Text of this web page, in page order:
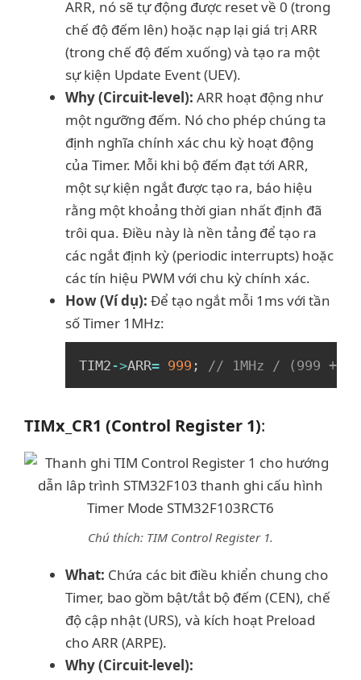
ARR, nó sẽ tự động được reset về 0 (trong
chế độ đếm lên) hoặc nạp lại giá trị ARR
(trong chế độ đếm xuống) và tạo ra một
sự kiện Update Event (UEV).
Why (Circuit-level): ARR hoạt động như
một ngưỡng đếm. Nó cho phép chúng ta
định nghĩa chính xác chu kỳ hoạt động
của Timer. Mỗi khi bộ đếm đạt tới ARR,
một sự kiện ngắt được tạo ra, báo hiệu
rằng một khoảng thời gian nhất định đã
trôi qua. Điều này là nền tảng để tạo ra
các ngắt định kỳ (periodic interrupts) hoặc
các tín hiệu PWM với chu kỳ chính xác.
How (Ví dụ): Để tạo ngắt mỗi 1ms với tần
số Timer 1MHz:
TIM2 ->ARR= 999 ; // 1MHz / (999 + 1)
TIMx_CR1 (Control Register 1):
Chú thích: TIM Control Register 1.
What: Chứa các bit điều khiển chung cho
Timer, bao gồm bật/tắt bộ đếm (CEN), chế
độ cập nhật (URS), và kích hoạt Preload
cho ARR (ARPE).
Why (Circuit-level):